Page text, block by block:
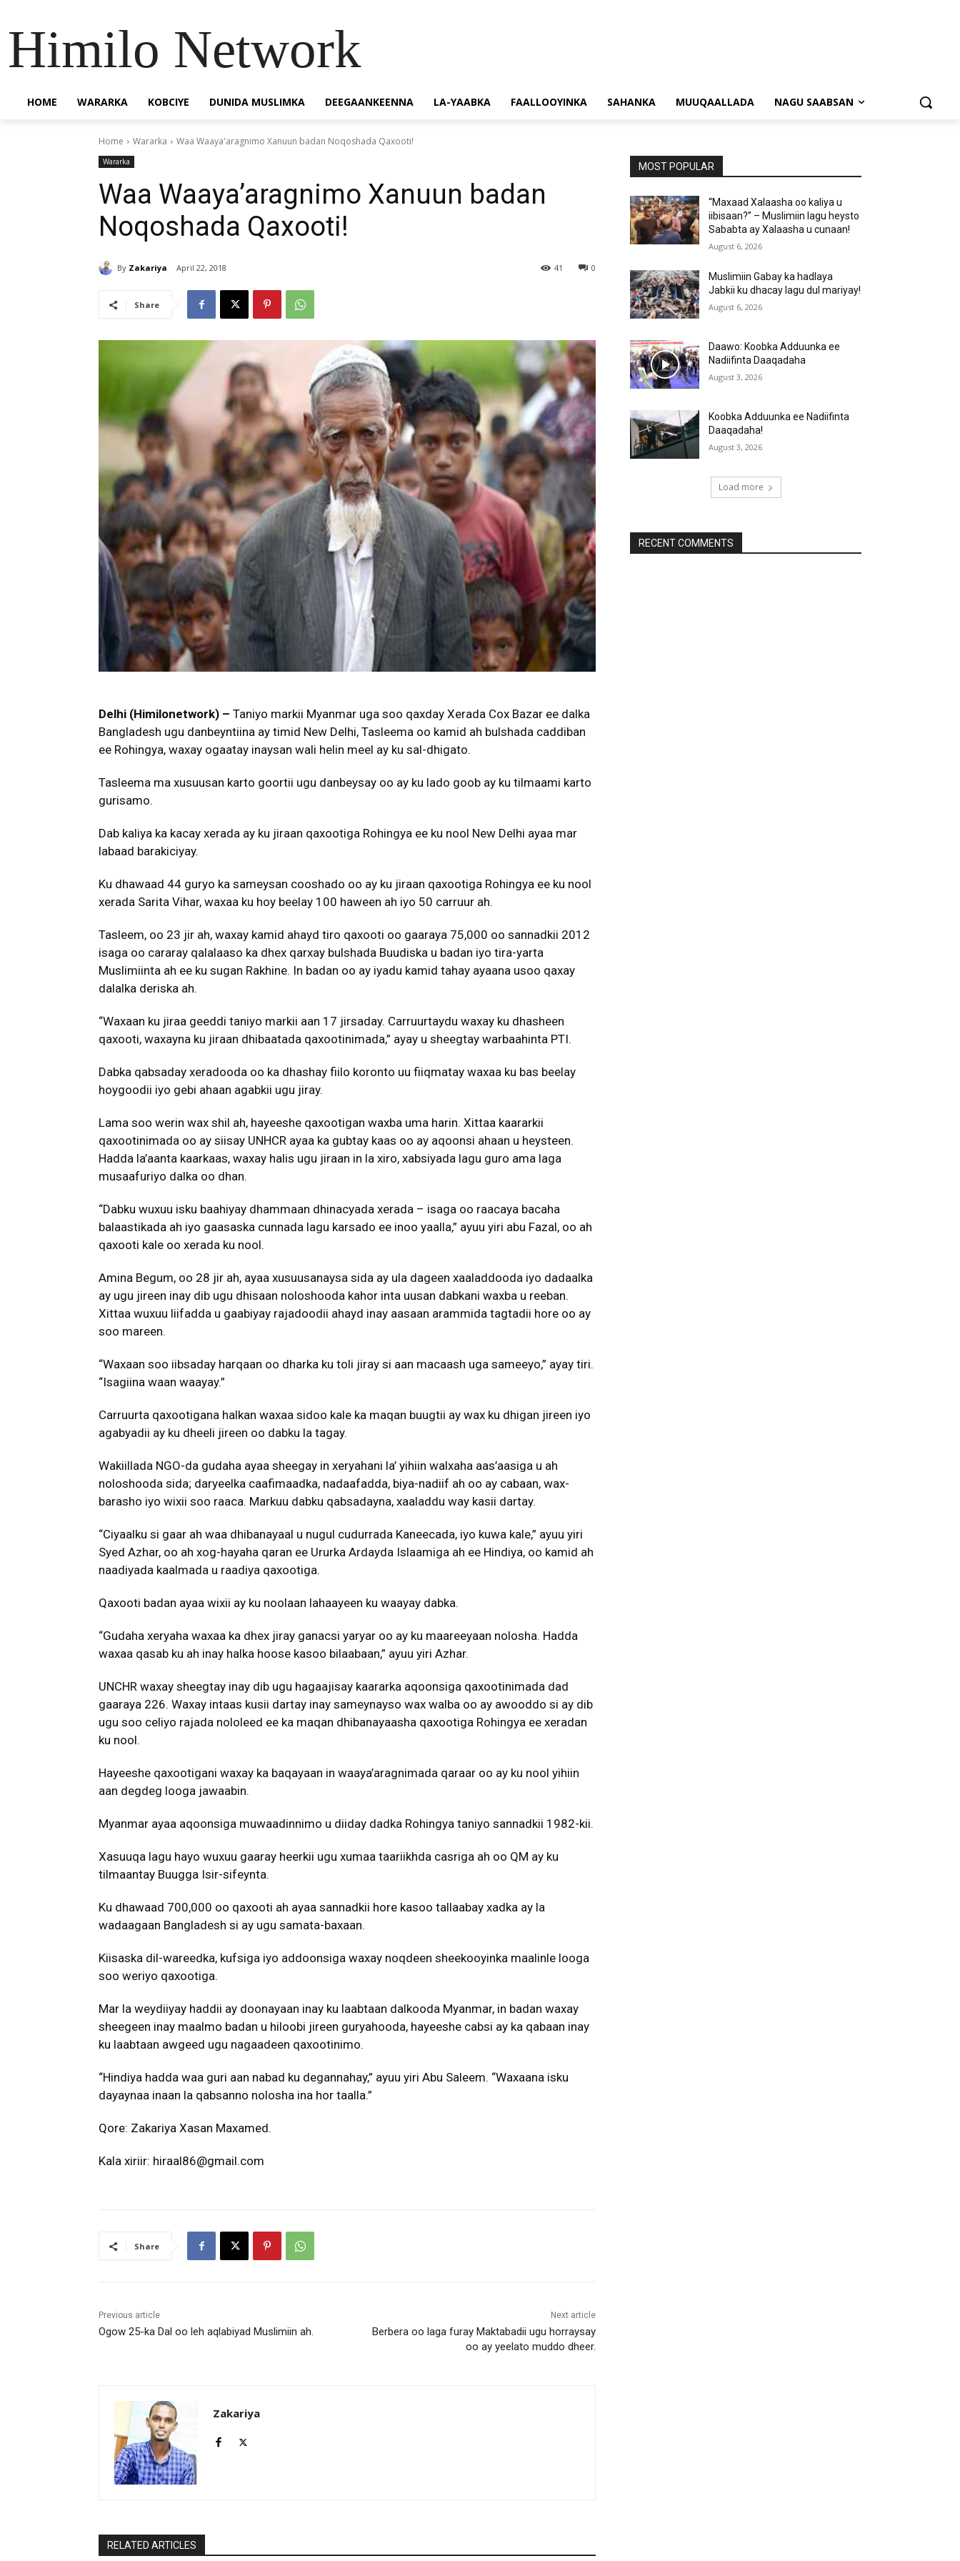
Himilo Network
HOME WARARKA KOBCIYE DUNIDA MUSLIMKA DEEGAANKEENNA LA-YAABKA FAALLOOYINKA SAHANKA MUUQAALLADA NAGU SAABSAN
Home Wararka Waa Waaya'aragnimo Xanuun badan Noqoshada Qaxooti!
Wararka
Waa Waaya’aragnimo Xanuun badan
Noqoshada Qaxooti!
By Zakariya April 22, 2018 0
41
Share
Delhi (Himilonetwork) – Taniyo markii Myanmar uga soo qaxday Xerada Cox Bazar ee dalka
Bangladesh ugu danbeyntiina ay timid New Delhi, Tasleema oo kamid ah bulshada caddiban
ee Rohingya, waxay ogaatay inaysan wali helin meel ay ku sal-dhigato.
Tasleema ma xusuusan karto goortii ugu danbeysay oo ay ku lado goob ay ku tilmaami karto
gurisamo.
Dab kaliya ka kacay xerada ay ku jiraan qaxootiga Rohingya ee ku nool New Delhi ayaa mar
labaad barakiciyay.
Ku dhawaad 44 guryo ka sameysan cooshado oo ay ku jiraan qaxootiga Rohingya ee ku nool
xerada Sarita Vihar, waxaa ku hoy beelay 100 haween ah iyo 50 carruur ah.
Tasleem, oo 23 jir ah, waxay kamid ahayd tiro qaxooti oo gaaraya 75,000 oo sannadkii 2012
isaga oo cararay qalalaaso ka dhex qarxay bulshada Buudiska u badan iyo tira-yarta
Muslimiinta ah ee ku sugan Rakhine. In badan oo ay iyadu kamid tahay ayaana usoo qaxay
dalalka deriska ah.
“Waxaan ku jiraa geeddi taniyo markii aan 17 jirsaday. Carruurtaydu waxay ku dhasheen
qaxooti, waxayna ku jiraan dhibaatada qaxootinimada,” ayay u sheegtay warbaahinta PTI.
Dabka qabsaday xeradooda oo ka dhashay fiilo koronto uu fiiqmatay waxaa ku bas beelay
hoygoodii iyo gebi ahaan agabkii ugu jiray.
Lama soo werin wax shil ah, hayeeshe qaxootigan waxba uma harin. Xittaa kaararkii
qaxootinimada oo ay siisay UNHCR ayaa ka gubtay kaas oo ay aqoonsi ahaan u heysteen.
Hadda la’aanta kaarkaas, waxay halis ugu jiraan in la xiro, xabsiyada lagu guro ama laga
musaafuriyo dalka oo dhan.
“Dabku wuxuu isku baahiyay dhammaan dhinacyada xerada – isaga oo raacaya bacaha
balaastikada ah iyo gaasaska cunnada lagu karsado ee inoo yaalla,” ayuu yiri abu Fazal, oo ah
qaxooti kale oo xerada ku nool.
Amina Begum, oo 28 jir ah, ayaa xusuusanaysa sida ay ula dageen xaaladdooda iyo dadaalka
ay ugu jireen inay dib ugu dhisaan noloshooda kahor inta uusan dabkani waxba u reeban.
Xittaa wuxuu liifadda u gaabiyay rajadoodii ahayd inay aasaan arammida tagtadii hore oo ay
soo mareen.
“Waxaan soo iibsaday harqaan oo dharka ku toli jiray si aan macaash uga sameeyo,” ayay tiri.
“Isagiina waan waayay.”
Carruurta qaxootigana halkan waxaa sidoo kale ka maqan buugtii ay wax ku dhigan jireen iyo
agabyadii ay ku dheeli jireen oo dabku la tagay.
Wakiillada NGO-da gudaha ayaa sheegay in xeryahani la’ yihiin walxaha aas’aasiga u ah
noloshooda sida; daryeelka caafimaadka, nadaafadda, biya-nadiif ah oo ay cabaan, wax-
barasho iyo wixii soo raaca. Markuu dabku qabsadayna, xaaladdu way kasii dartay.
“Ciyaalku si gaar ah waa dhibanayaal u nugul cudurrada Kaneecada, iyo kuwa kale,” ayuu yiri
Syed Azhar, oo ah xog-hayaha qaran ee Ururka Ardayda Islaamiga ah ee Hindiya, oo kamid ah
naadiyada kaalmada u raadiya qaxootiga.
Qaxooti badan ayaa wixii ay ku noolaan lahaayeen ku waayay dabka.
“Gudaha xeryaha waxaa ka dhex jiray ganacsi yaryar oo ay ku maareeyaan nolosha. Hadda
waxaa qasab ku ah inay halka hoose kasoo bilaabaan,” ayuu yiri Azhar.
UNCHR waxay sheegtay inay dib ugu hagaajisay kaararka aqoonsiga qaxootinimada dad
gaaraya 226. Waxay intaas kusii dartay inay sameynayso wax walba oo ay awooddo si ay dib
ugu soo celiyo rajada nololeed ee ka maqan dhibanayaasha qaxootiga Rohingya ee xeradan
ku nool.
Hayeeshe qaxootigani waxay ka baqayaan in waaya’aragnimada qaraar oo ay ku nool yihiin
aan degdeg looga jawaabin.
Myanmar ayaa aqoonsiga muwaadinnimo u diiday dadka Rohingya taniyo sannadkii 1982-kii.
Xasuuqa lagu hayo wuxuu gaaray heerkii ugu xumaa taariikhda casriga ah oo QM ay ku
tilmaantay Buugga Isir-sifeynta.
Ku dhawaad 700,000 oo qaxooti ah ayaa sannadkii hore kasoo tallaabay xadka ay la
wadaagaan Bangladesh si ay ugu samata-baxaan.
Kiisaska dil-wareedka, kufsiga iyo addoonsiga waxay noqdeen sheekooyinka maalinle looga
soo weriyo qaxootiga.
Mar la weydiiyay haddii ay doonayaan inay ku laabtaan dalkooda Myanmar, in badan waxay
sheegeen inay maalmo badan u hiloobi jireen guryahooda, hayeeshe cabsi ay ka qabaan inay
ku laabtaan awgeed ugu nagaadeen qaxootinimo.
“Hindiya hadda waa guri aan nabad ku degannahay,” ayuu yiri Abu Saleem. “Waxaana isku
dayaynaa inaan la qabsanno nolosha ina hor taalla.”
Qore: Zakariya Xasan Maxamed.
Kala xiriir: hiraal86@gmail.com
Share
Previous article
Ogow 25-ka Dal oo leh aqlabiyad Muslimiin ah.
Next article
Berbera oo laga furay Maktabadii ugu horraysay
oo ay yeelato muddo dheer.
Zakariya
RELATED ARTICLES
MOST POPULAR
“Maxaad Xalaasha oo kaliya u
iibisaan?” – Muslimiin lagu heysto
Sababta ay Xalaasha u cunaan!
August 6, 2026
Muslimiin Gabay ka hadlaya
Jabkii ku dhacay lagu dul mariyay!
August 6, 2026
Daawo: Koobka Adduunka ee
Nadiifinta Daaqadaha
August 3, 2026
Koobka Adduunka ee Nadiifinta
Daaqadaha!
August 3, 2026
Load more
RECENT COMMENTS